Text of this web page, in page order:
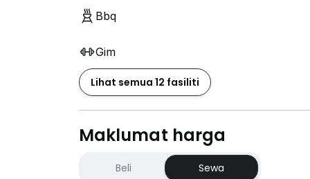
Bbq
Gim
Lihat semua 12 fasiliti
Maklumat harga
Beli Sewa